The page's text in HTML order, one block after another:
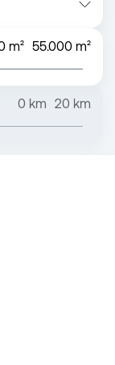
m² 55.000 m²
0 km 20 km